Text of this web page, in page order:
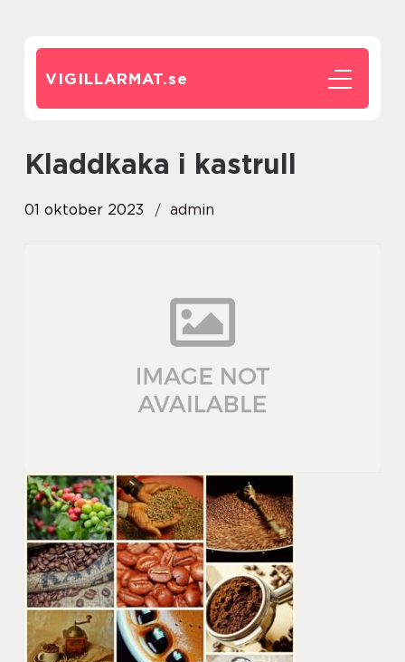
VIGILLARMAT.se
kladdkaka i kastrull
01 oktober 2023 admin